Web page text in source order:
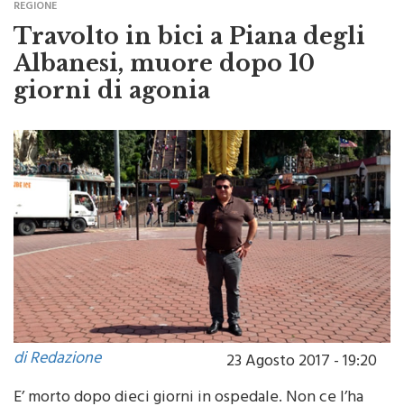
REGIONE
Travolto in bici a Piana degli
Albanesi, muore dopo 10
di Redazione
23 Agosto 2017 - 19:20